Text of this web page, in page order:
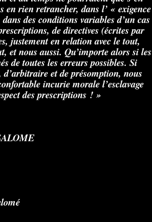
en rien retrancher, dans l’ « exigence
des conditions variables d’un cas
de directives (écrites par
justement en relation avec le tout,
et nous aussi. Qu’importe alors si les
de toutes les erreurs possibles. Si
et de présomption, nous
incurie morale l’esclavage
des prescriptions ! »